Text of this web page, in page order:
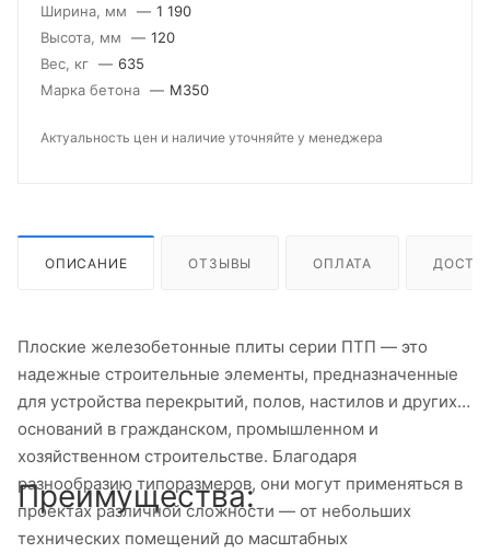
Ширина, мм
— 1 190
Высота, мм
— 120
Вес, кг — 635
Марка бетона — М350
Актуальность цен и наличие уточняйте у менеджера
ОПИСАНИЕ ОТЗЫВЫ ОПЛАТА
Плоские железобетонные плиты серии ПТП — это
надежные строительные элементы, предназначенные
для устройства перекрытий, полов, настилов и других
оснований в гражданском, промышленном и
хозяйственном строительстве. Благодаря
разнообразию типоразмеров, они могут применяться в
проектах различной сложности — от небольших
технических помещений до масштабных
Преимущества: